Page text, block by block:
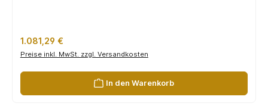
Regulärer Preis:
1.081,29 €
Preise inkl. MwSt. zzgl. Versandkosten
In den Warenkorb